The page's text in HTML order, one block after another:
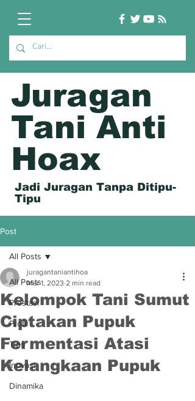
Juragan
Tani Anti
Hoax
Jadi Juragan Tanpa Ditipu-
Tipu
Post
All Posts
Prestasi
Profil
Tips
Inovasi
Dinamika
All Posts
Kelompok Tani Sumut
Ciptakan Pupuk
Fermentasi Atasi
Kelangkaan Pupuk
juragantaniantihoa
Mar 1, 2023 2 min read